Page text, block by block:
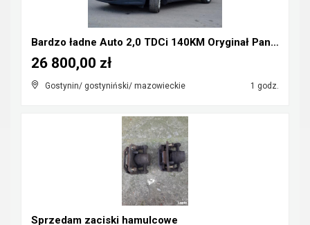
Bardzo ładne Auto 2,0 TDCi 140KM Oryginał Panorama...
Gostynin/ gostyniński/ mazowieckie 1 godz.
26 800,00 zł
Sprzedam zaciski hamulcowe